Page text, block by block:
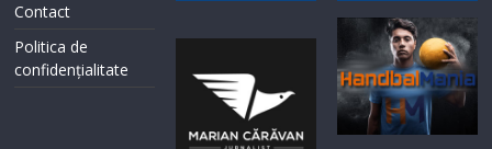
Contact
Politica de
confidențialitate